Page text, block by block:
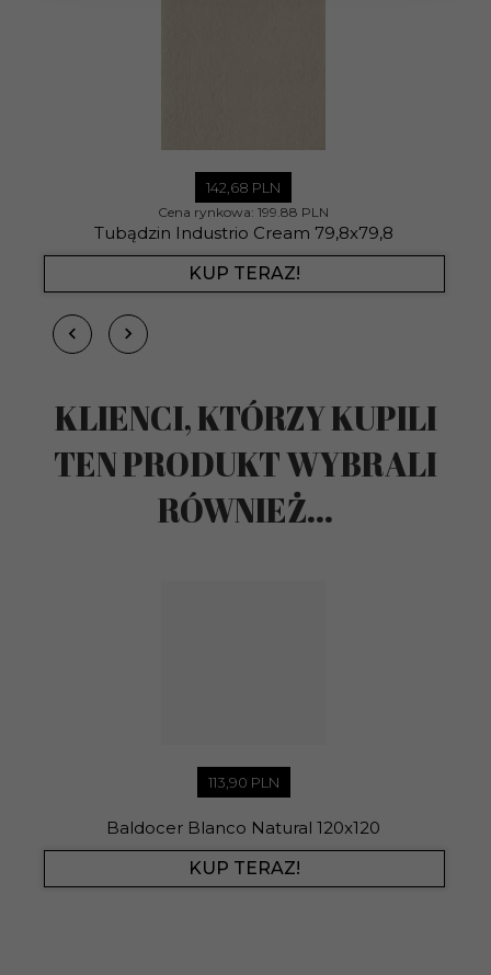
142, 68 PLN
Cena rynkowa: 199.88 PLN
Tubądzin Industrio Cream 79,8x79,8
KUP TERAZ!
KLIENCI, KTÓRZY KUPILI
TEN PRODUKT WYBRALI
RÓWNIEŻ...
113, 90 PLN
Baldocer Blanco Natural 120x120
KUP TERAZ!